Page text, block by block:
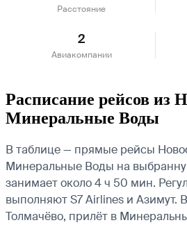
Расстояние
2
Авиакомпании
Расписание рейсов из
Минеральные Воды
В таблице — прямые рейсы
Минеральные Воды на
занимает около 4 ч 50 мин.
выполняют S7 Airlines и Азимут.
Толмачёво, прилёт в